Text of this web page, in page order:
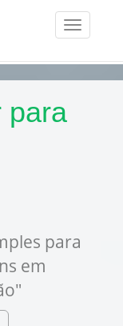
Toggle
para
para
em